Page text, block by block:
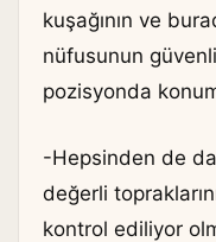
kuşağının ve
nüfusunun
pozisyonda
-Hepsinden de
değerli
kontrol ediliyor